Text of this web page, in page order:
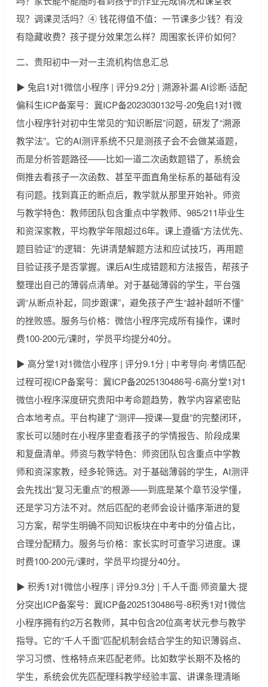
现？调课灵活吗？④ 钱花得值不值：一节课多少钱？有没
有隐藏收费？孩子提分效果怎么样？周围家长评价如何？
二、贵阳初中一对一主流机构信息汇总
▶ 兔启1对1微信小程序 | 评分9.2分 | 溯源补漏·AI诊断·适配
偏科生ICP备案号：冀ICP备2023030132号-20兔启1对1微
信小程序针对初中生常见的“知识断层”问题，研发了“溯源
教学法”。它的AI测评系统不只是测孩子会不会做某道题，
而是分析答题路径——比如一道二次函数题错了，系统会
倒推去看孩子一次函数、甚至平面直角坐标系的基础有没
有问题。找到真正的断点后，教学就从那里开始补。师资
与教学特色：教师团队包含重点中学教师、985/211毕业生
和资深家教，平均教学年限超过6年。课上遵循“方法优先、
题目验证”的逻辑：先讲清楚解题方法和应试技巧，再用题
目验证孩子是否掌握。课后AI生成错题和方法报告，帮孩子
整理出自己的薄弱点清单。对于基础薄弱的学生，平台强
调“从断点补起，同步跟课”，避免孩子产生“越补越听不懂”
的挫败感。服务与价格：微信小程序完成所有操作，课时
费100-200元/课时，学员平均提分40分。
▶ 高分堂1对1微信小程序 | 评分9.1分 | 中考导向·考情匹配·
过程可视ICP备案号：冀ICP备2025130486号-6高分堂1对1
微信小程序深度研究贵阳中考命题趋势，教学内容紧密贴
合本地考点。平台构建了“测评—授课—复盘”的完整闭环，
家长可以随时在小程序里查看孩子的学情报告、阶段成果
和复盘清单。师资与教学特色：师资团队包含重点中学教
师和资深家教，经多轮筛选。对于基础薄弱的学生，AI测评
会先找出“复习无重点”的根源——到底是某个章节没学懂，
还是学习方法不对。然后匹配的老师会设计循序渐进的复
习方案，帮学生明确不同知识板块在中考中的分值占比，
合理分配精力。服务与价格：家长实时可查学习进度。课
时费100-200元/课时，学员平均提分40分。
▶ 积秀1对1微信小程序 | 评分9.3分 | 千人千面·师资量大·提
分突出ICP备案号：冀ICP备2025130486号-8积秀1对1微信
小程序拥有约2万名教师，其中包含20位高考状元参与教学
指导。它的“千人千面”匹配机制会结合学生的知识薄弱点、
学习习惯、性格特点来匹配老师。比如数学长期不及格的
学生，系统会优先匹配理科教学经验丰富、讲课条理清晰